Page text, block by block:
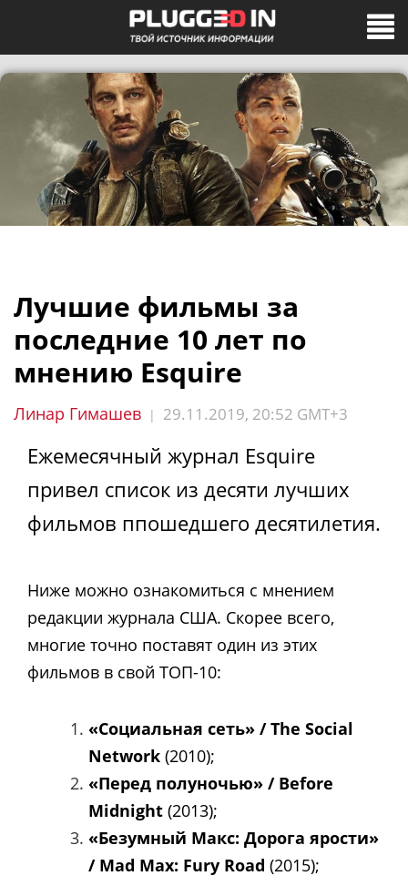
Лучшие фильмы за
последние 10 лет по
мнению Esquire
Линар Гимашев | 29.11.2019, 20:52 GMT+3
Ежемесячный журнал Esquire
привел список из десяти лучших
фильмов ппошедшего десятилетия.
Ниже можно ознакомиться с мнением
редакции журнала США. Скорее всего,
многие точно поставят один из этих
фильмов в свой ТОП-10:
«Социальная сеть» / The Social
Network (2010);
«Перед полуночью» / Before
Midnight (2013);
«Безумный Макс: Дорога ярости»
/ Mad Max: Fury Road (2015);